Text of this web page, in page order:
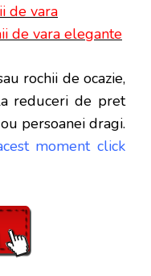
de vara
de vara elegante
rochii de ocazie,
reduceri de pret
persoanei dragi.
moment click